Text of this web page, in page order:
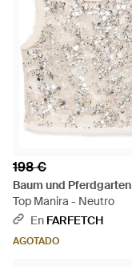
198 €
Baum und Pferdgarten
Top Manira - Neutro
En FARFETCH
AGOTADO